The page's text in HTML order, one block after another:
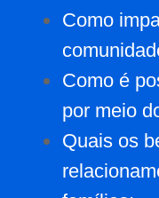
Como
Como é
por meio
Quais os